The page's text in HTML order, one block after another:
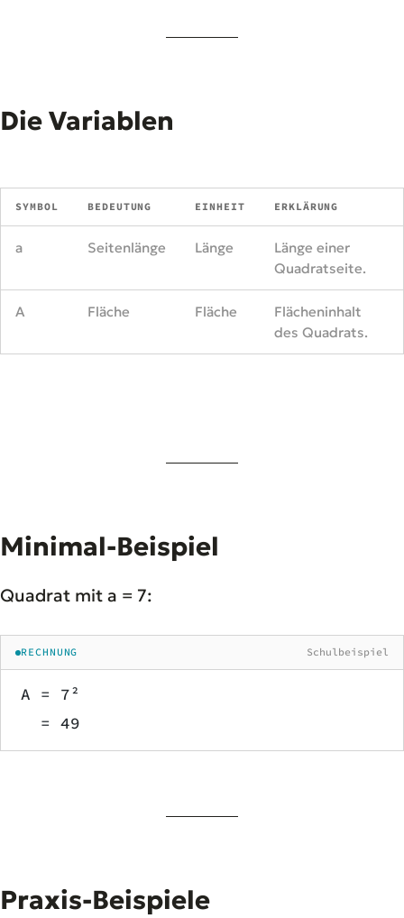
Die Variablen
SYMBOL BEDEUTUNG EINHEIT ERKLÄRUNG
a Seitenlänge Länge
Länge einer
Quadratseite.
A Fläche Fläche
Flächeninhalt
des Quadrats.
Minimal-Beispiel
Quadrat mit a = 7:
RECHNUNG Schulbeispiel
A = 7²
  = 49
Praxis-Beispiele